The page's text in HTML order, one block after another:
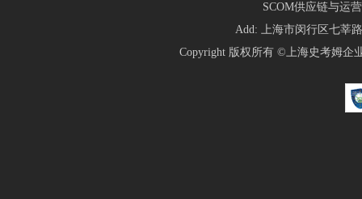
SCOM供应链与运
Add: 上海市闵行区七莘
Copyright 版权所有 ©上海史考姆企